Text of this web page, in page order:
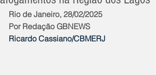
Rio de Janeiro, 28/02/2025
Por Redação GBNEWS
Ricardo Cassiano/CBMERJ